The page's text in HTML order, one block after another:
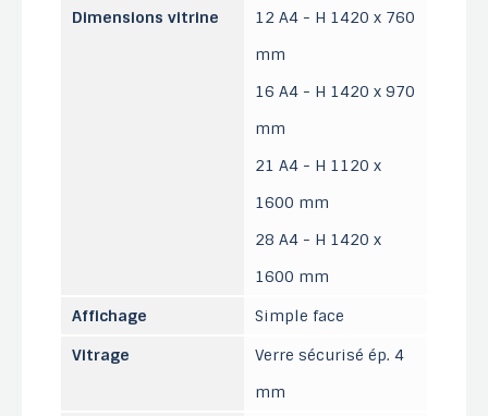
Dimensions vitrine
12 A4 - H 1420 x 760
mm
16 A4 - H 1420 x 970
mm
21 A4 - H 1120 x
1600 mm
28 A4 - H 1420 x
1600 mm
Affichage
Simple face
Vitrage
Verre sécurisé ép. 4
mm